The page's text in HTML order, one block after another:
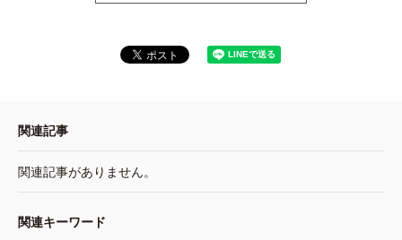
関連記事
関連記事がありません。
関連キーワード